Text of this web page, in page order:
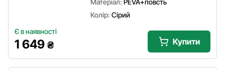
Матеріал: PEVA+повсть
Колір: Сірий
Є в наявності
1 649 ₴ Купити